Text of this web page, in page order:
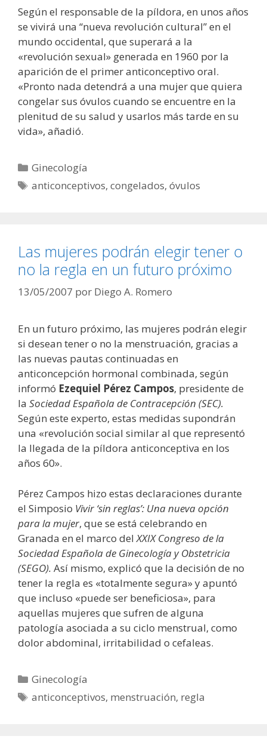
Según el responsable de la píldora, en unos años
se vivirá una “nueva revolución cultural” en el
mundo occidental, que superará a la
«revolución sexual» generada en 1960 por la
aparición de el primer anticonceptivo oral.
«Pronto nada detendrá a una mujer que quiera
congelar sus óvulos cuando se encuentre en la
plenitud de su salud y usarlos más tarde en su
vida», añadió.
Categorías
Ginecología
Etiquetas
anticonceptivos,congelados,óvulos
Las mujeres podrán elegir tener o
no la regla en un futuro próximo
13/05/2007 por Diego A. Romero
En un futuro próximo, las mujeres podrán elegir
si desean tener o no la menstruación, gracias a
las nuevas pautas continuadas en
anticoncepción hormonal combinada, según
informó Ezequiel Pérez Campos, presidente de
la Sociedad Española de Contracepción (SEC).
Según este experto, estas medidas supondrán
una «revolución social similar al que representó
la llegada de la píldora anticonceptiva en los
años 60».
Pérez Campos hizo estas declaraciones durante
el Simposio Vivir ‘sin reglas’: Una nueva opción
para la mujer, que se está celebrando en
Granada en el marco del XXIX Congreso de la
Sociedad Española de Ginecología y Obstetricia
(SEGO). Así mismo, explicó que la decisión de no
tener la regla es «totalmente segura» y apuntó
que incluso «puede ser beneficiosa», para
aquellas mujeres que sufren de alguna
patología asociada a su ciclo menstrual, como
dolor abdominal, irritabilidad o cefaleas.
Categorías
Ginecología
Etiquetas
anticonceptivos, menstruación, regla